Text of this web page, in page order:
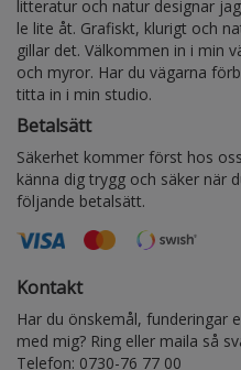
litteratur och natur designar
le lite åt. Grafiskt, klurigt och
gillar det. Välkommen in i min
och myror. Har du vägarna
titta in i min studio.
Betalsätt
Säkerhet kommer först hos
känna dig trygg och säker när
följande betalsätt.
Kontakt
Har du önskemål, funderingar
med mig? Ring eller maila så
Telefon: 0730-76 77 00